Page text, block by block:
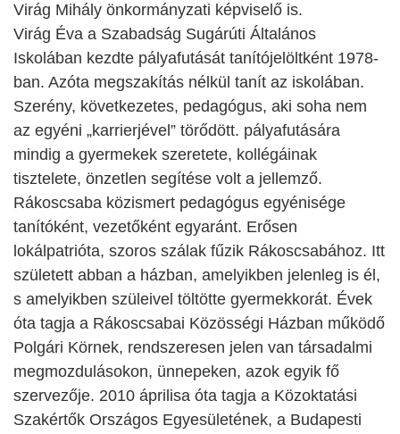
Virág Mihály önkormányzati képviselő is.
Virág Éva a Szabadság Sugárúti Általános
Iskolában kezdte pályafutását tanítójelöltként 1978-
ban. Azóta megszakítás nélkül tanít az iskolában.
Szerény, következetes, pedagógus, aki soha nem
az egyéni „karrierjével” törődött. pályafutására
mindig a gyermekek szeretete, kollégáinak
tisztelete, önzetlen segítése volt a jellemző.
Rákoscsaba közismert pedagógus egyénisége
tanítóként, vezetőként egyaránt. Erősen
lokálpatrióta, szoros szálak fűzik Rákoscsabához. Itt
született abban a házban, amelyikben jelenleg is él,
s amelyikben szüleivel töltötte gyermekkorát. Évek
óta tagja a Rákoscsabai Közösségi Házban működő
Polgári Körnek, rendszeresen jelen van társadalmi
megmozdulásokon, ünnepeken, azok egyik fő
szervezője. 2010 áprilisa óta tagja a Közoktatási
Szakértők Országos Egyesületének, a Budapesti